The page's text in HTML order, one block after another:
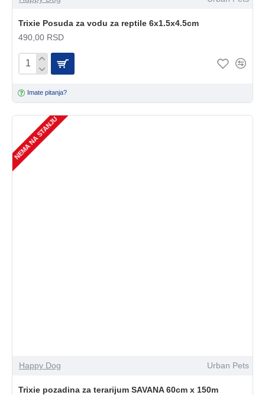
Trixie Posuda za vodu za reptile 6x1.5x4.5cm
490,00 RSD
Imate pitanja?
NEMA NA STANJU
Happy Dog Urban Pets
Trixie pozadina za terarijum SAVANA 60cm x 150m